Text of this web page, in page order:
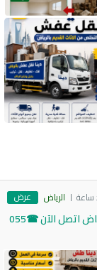
ساعة الرياض عرض
دينا التخلص من الأثاث القديم والتالف بالرياض اتصل الآن ☎055